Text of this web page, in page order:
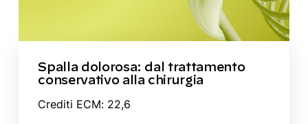
Spalla dolorosa: dal trattamento
conservativo alla chirurgia
Crediti ECM: 22,6